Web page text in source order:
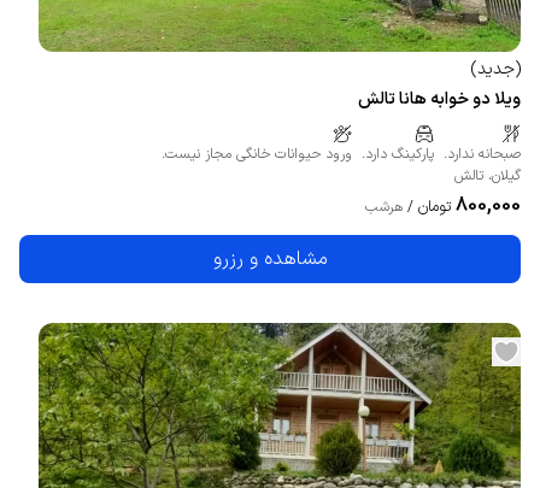
(جدید)
ویلا دو خوابه هانا تالش
صبحانه ندارد. پارکینگ دارد. ورود حیوانات خانگی مجاز نیست.
گیلان، تالش
800,000 تومان / هرشب
مشاهده و رزرو